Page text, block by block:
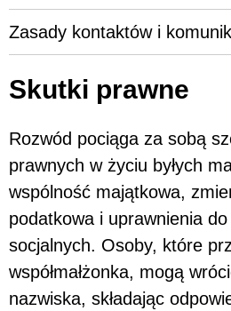
Zasady kontaktów i
Skutki prawne
Rozwód pociąga za sobą
prawnych w życiu byłych
wspólność majątkowa,
podatkowa i uprawnienia
socjalnych. Osoby, które
współmałżonka, mogą
nazwiska, składając